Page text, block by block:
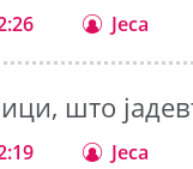
Jeca
што
Jeca